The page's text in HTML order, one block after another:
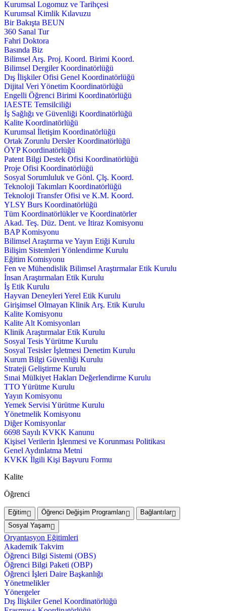
Kurumsal Logomuz ve Tarihçesi
Kurumsal Kimlik Kılavuzu
Bir Bakışta BEUN
360 Sanal Tur
Fahri Doktora
Basında Biz
Bilimsel Arş. Proj. Koord. Birimi Koord.
Bilimsel Dergiler Koordinatörlüğü
Dış İlişkiler Ofisi Genel Koordinatörlüğü
Dijital Veri Yönetim Koordinatörlüğü
Engelli Öğrenci Birimi Koordinatörlüğü
IAESTE Temsilciliği
İş Sağlığı ve Güvenliği Koordinatörlüğü
Kalite Koordinatörlüğü
Kurumsal İletişim Koordinatörlüğü
Ortak Zorunlu Dersler Koordinatörlüğü
ÖYP Koordinatörlüğü
Patent Bilgi Destek Ofisi Koordinatörlüğü
Proje Ofisi Koordinatörlüğü
Sosyal Sorumluluk ve Gönl. Çlş. Koord.
Teknoloji Takımları Koordinatörlüğü
Teknoloji Transfer Ofisi ve K.M. Koord.
YLSY Burs Koordinatörlüğü
Tüm Koordinatörlükler ve Koordinatörler
Akad. Teş. Düz. Dent. ve İtiraz Komisyonu
BAP Komisyonu
Bilimsel Araştırma ve Yayın Etiği Kurulu
Bilişim Sistemleri Yönlendirme Kurulu
Eğitim Komisyonu
Fen ve Mühendislik Bilimsel Araştırmalar Etik Kurulu
İnsan Araştırmaları Etik Kurulu
İş Etik Kurulu
Hayvan Deneyleri Yerel Etik Kurulu
Girişimsel Olmayan Klinik Arş. Etik Kurulu
Kalite Komisyonu
Kalite Alt Komisyonları
Klinik Araştırmalar Etik Kurulu
Sosyal Tesis Yürütme Kurulu
Sosyal Tesisler İşletmesi Denetim Kurulu
Kurum Bilgi Güvenliği Kurulu
Strateji Geliştirme Kurulu
Sınai Mülkiyet Hakları Değerlendirme Kurulu
TTO Yürütme Kurulu
Yayın Komisyonu
Yemek Servisi Yürütme Kurulu
Yönetmelik Komisyonu
Diğer Komisyonlar
6698 Sayılı KVKK Kanunu
Kişisel Verilerin İşlenmesi ve Korunması Politikası
Genel Aydınlatma Metni
KVKK İlgili Kişi Başvuru Formu
Kalite
Öğrenci
Eğitim Öğrenci Değişim Programları
Bağlantılar
Sosyal Yaşam
Oryantasyon Eğitimleri
Akademik Takvim
Öğrenci Bilgi Sistemi (OBS)
Öğrenci Bilgi Paketi (OBP)
Öğrenci İşleri Daire Başkanlığı
Yönetmelikler
Yönergeler
Dış İlişkiler Genel Koordinatörlüğü